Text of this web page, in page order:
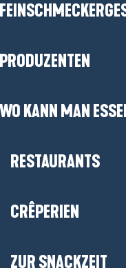
PRODUZENTEN
WO KANN MAN
RESTAURANTS
CRÊPERIEN
ZUR SNACKZEIT